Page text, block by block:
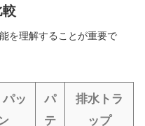
較
を理解することが重要で
ッ
パ
テ
排水トラ
ップ